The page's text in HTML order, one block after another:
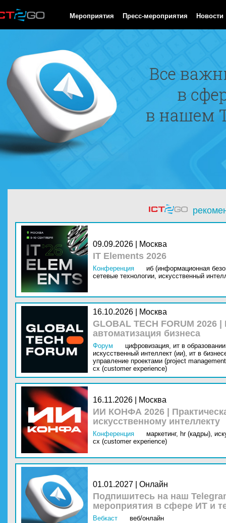
Мероприятия Пресс-мероприятия Новости
09.09.2026 | Москва
IT Elements 2026
Конференция
иб (информационная
сетевые технологии, искусственный
16.10.2026 | Москва
GLOBAL TECH FORUM
автоматизация бизнеса
Форум цифровизация, ит в
искусственный интеллект (ии), ит в
управление проектами (project
cx (customer experience)
16.11.2026 | Москва
ИИ КОНФА 2026 |
искусственному интеллекту
Конференция маркетинг, hr (кадры),
cx (customer experience)
01.01.2027 | Онлайн
Подпишитесь на наш
мероприятия в сфере ИТ и
Вебкаст веб/онлайн